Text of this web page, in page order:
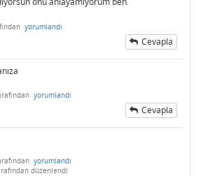
yorumlandı
Cevapla
yorumlandı
Cevapla
yorumlandı
düzenlendi